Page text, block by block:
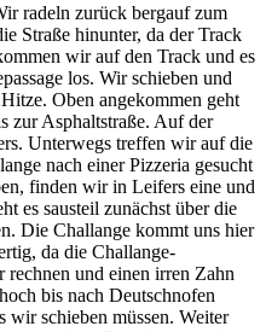
radeln zurück bergauf zum
Straße hinunter, da der Track
wir auf den Track und es
los. Wir schieben und
Oben angekommen geht
zur Asphaltstraße. Auf der
Unterwegs treffen wir auf die
nach einer Pizzeria gesucht
finden wir in Leifers eine und
es sausteil zunächst über die
Die Challange kommt uns hier
da die Challange-
und einen irren Zahn
bis nach Deutschnofen
wir schieben müssen. Weiter